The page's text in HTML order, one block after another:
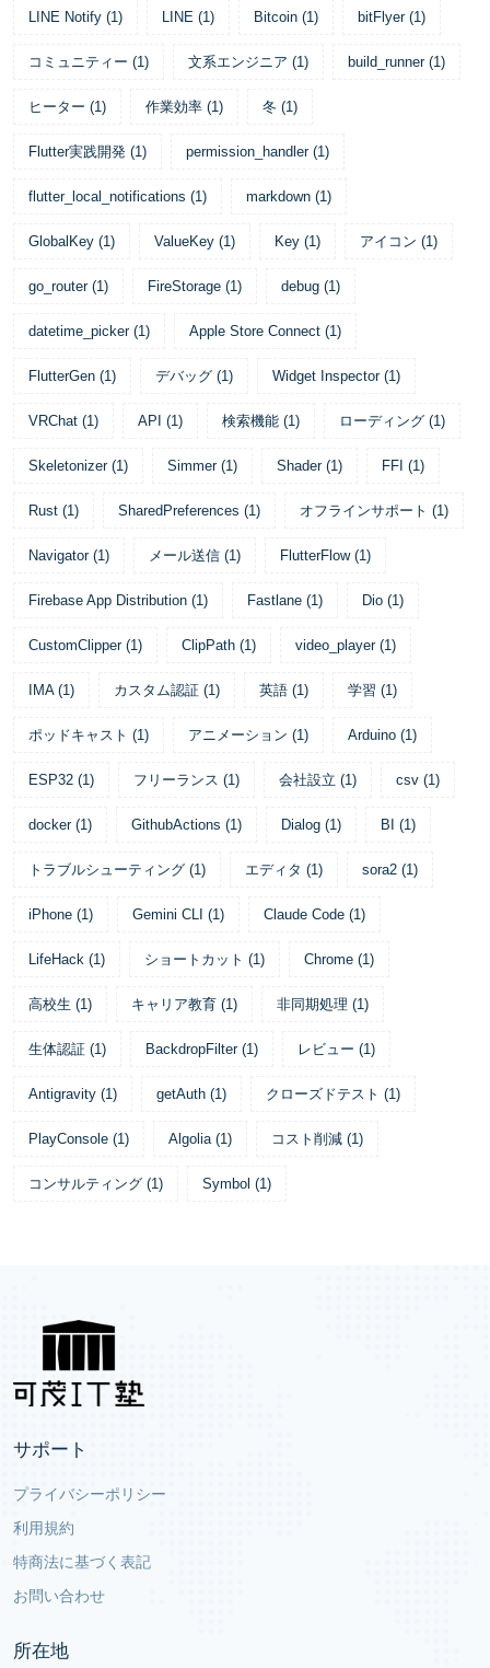
LINE Notify (1) LINE (1) Bitcoin (1) bitFlyer (1)
コミュニティー (1) 文系エンジニア (1) build_runner (1)
ヒーター (1) 作業効率 (1) 冬 (1)
Flutter実践開発 (1) permission_handler (1)
flutter_local_notifications (1) markdown (1)
GlobalKey (1) ValueKey (1) Key (1) アイコン (1)
go_router (1) FireStorage (1) debug (1)
datetime_picker (1) Apple Store Connect (1)
FlutterGen (1) デバッグ (1) Widget Inspector (1)
VRChat (1) API (1) 検索機能 (1) ローディング (1)
Skeletonizer (1) Simmer (1) Shader (1) FFI (1)
Rust (1) SharedPreferences (1) オフラインサポート (1)
Navigator (1) メール送信 (1) FlutterFlow (1)
Firebase App Distribution (1) Fastlane (1) Dio (1)
CustomClipper (1) ClipPath (1) video_player (1)
IMA (1) カスタム認証 (1) 英語 (1) 学習 (1)
ポッドキャスト (1) アニメーション (1) Arduino (1)
ESP32 (1) フリーランス (1) 会社設立 (1) csv (1)
docker (1) GithubActions (1) Dialog (1) BI (1)
トラブルシューティング (1) エディタ (1) sora2 (1)
iPhone (1) Gemini CLI (1) Claude Code (1)
LifeHack (1) ショートカット (1) Chrome (1)
高校生 (1) キャリア教育 (1) 非同期処理 (1)
生体認証 (1) BackdropFilter (1) レビュー (1)
Antigravity (1) getAuth (1) クローズドテスト (1)
PlayConsole (1) Algolia (1) コスト削減 (1)
コンサルティング (1) Symbol (1)
サポート
プライバシーポリシー
利用規約
特商法に基づく表記
お問い合わせ
所在地